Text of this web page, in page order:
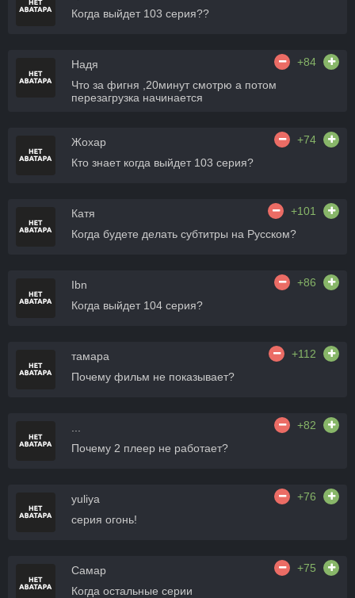
Когда выйдет 103 серия??
Надя
+84
Что за фигня ,20минут смотрю а потом
перезагрузка начинается
Жохар
+74
Кто знает когда выйдет 103 серия?
Катя
+101
Когда будете делать субтитры на Русском?
Ibn
+86
Когда выйдет 104 серия?
тамара
+112
Почему фильм не показывает?
+82
Почему 2 плеер не работает?
yuliya
+76
серия огонь!
Самар
+75
Когда остальные серии